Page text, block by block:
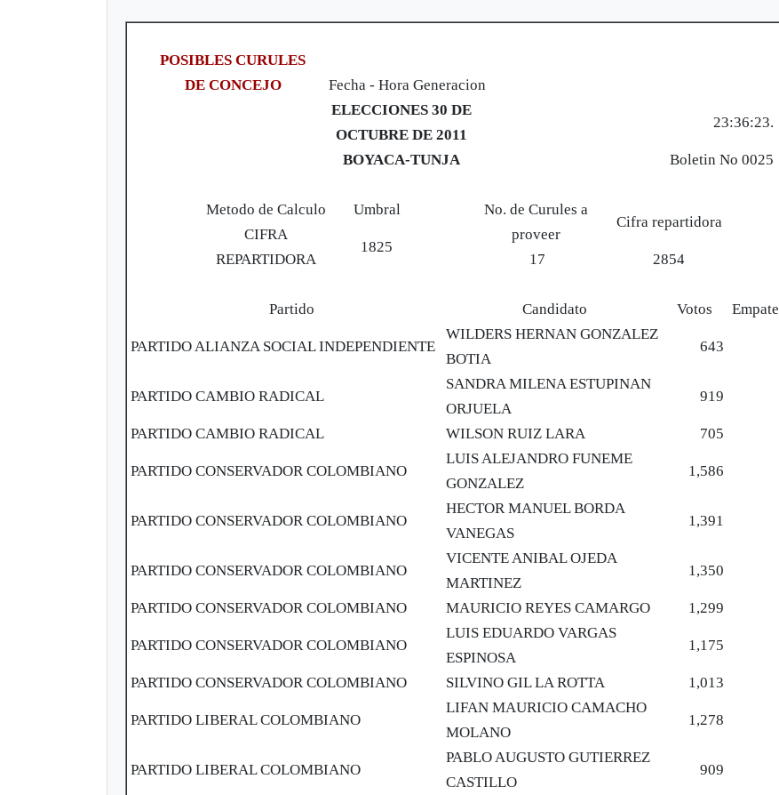
POSIBLES CURULES
DE CONCEJO
Fecha - Hora Generacion
ELECCIONES 30 DE
OCTUBRE DE 2011
23:36:23.
BOYACA-TUNJA Boletin No 0025
Metodo de Calculo
Umbral
CIFRA
REPARTIDORA
1825
No. de Curules a
proveer
Cifra repartidora
17 2854
Partido Candidato Votos Empate
PARTIDO ALIANZA SOCIAL INDEPENDIENTE
WILDERS HERNAN GONZALEZ
BOTIA
643
PARTIDO CAMBIO RADICAL
SANDRA MILENA ESTUPINAN
ORJUELA
919
PARTIDO CAMBIO RADICAL WILSON RUIZ LARA 705
PARTIDO CONSERVADOR COLOMBIANO
LUIS ALEJANDRO FUNEME
GONZALEZ
1,586
PARTIDO CONSERVADOR COLOMBIANO
HECTOR MANUEL BORDA
VANEGAS
1,391
PARTIDO CONSERVADOR COLOMBIANO
VICENTE ANIBAL OJEDA
MARTINEZ
1,350
PARTIDO CONSERVADOR COLOMBIANO MAURICIO REYES CAMARGO 1,299
PARTIDO CONSERVADOR COLOMBIANO
LUIS EDUARDO VARGAS
ESPINOSA
1,175
PARTIDO CONSERVADOR COLOMBIANO SILVINO GIL LA ROTTA 1,013
PARTIDO LIBERAL COLOMBIANO
LIFAN MAURICIO CAMACHO
MOLANO
1,278
PARTIDO LIBERAL COLOMBIANO
PABLO AUGUSTO GUTIERREZ
CASTILLO
909